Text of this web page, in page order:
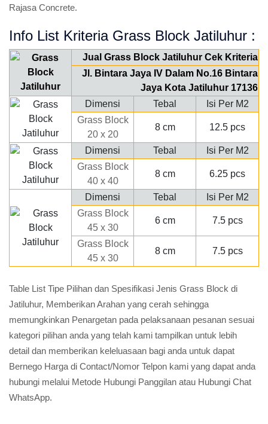
Rajasa Concrete.
Info List Kriteria Grass Block Jatiluhur :
Jual Grass Block Jatiluhur Cek Kriteria
Jl. Bintara Jaya IV Dalam No.16 Bintara
Jaya Kota Jatiluhur 17136
Dimensi
Tebal
Isi Per M2
Grass Block
20 x 20
8 cm 12.5 pcs
Dimensi Tebal
Isi Per M2
Grass Block
40 x 40
8 cm 6.25 pcs
Dimensi Tebal
Isi Per M2
Grass Block
45 x 30
6 cm 7.5 pcs
Grass Block
45 x 30
8 cm 7.5 pcs
Table List Tipe Pilihan dan Spesifikasi Jenis Grass Block di
Jatiluhur, Memberikan Arahan yang cerah sehingga
memungkinkan Penargetan pada pelaksanaan pesanan sesuai
kategori pilihan anda yang telah kami tampilkan untuk lebih
detail dan memberikan keleluasaan bagi anda untuk dapat
Bernego Harga di Contact/Nomor Telpon kami yang dapat anda
hubungi melalui Metode Hubungi Panggilan atau Hubungi Chat
WhatsApp.